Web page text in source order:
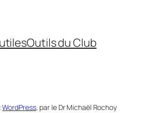
Outils du Club
WordPress, par le Dr Michaël Rochoy